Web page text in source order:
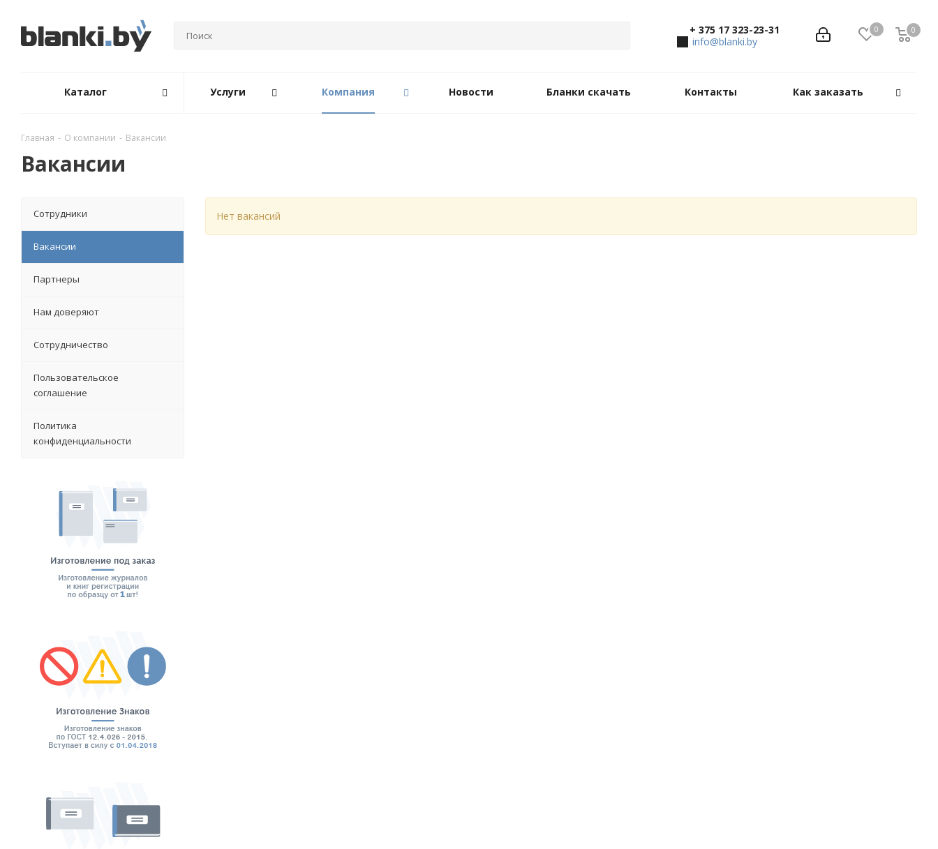
0 0
0
+ 375 17 323-23-31
info@blanki.by
Каталог Услуги Компания Новости Бланки скачать Контакты Как заказать
Главная - О компании - Вакансии
Вакансии
Нет вакансий
Сотрудники
Вакансии
Партнеры
Нам доверяют
Сотрудничество
Пользовательское
соглашение
Политика
конфиденциальности